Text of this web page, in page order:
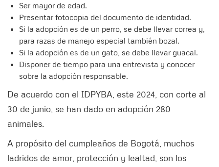
Ser mayor de edad.
Presentar fotocopia del documento de identidad.
Si la adopción es de un perro, se debe llevar correa y,
para razas de manejo especial también bozal.
Si la adopción es de un gato, se debe llevar guacal.
Disponer de tiempo para una entrevista y conocer
sobre la adopción responsable.
De acuerdo con el IDPYBA, este 2024, con corte al
30 de junio, se han dado en adopción 280
animales.
A propósito del cumpleaños de Bogotá, muchos
ladridos de amor, protección y lealtad, son los